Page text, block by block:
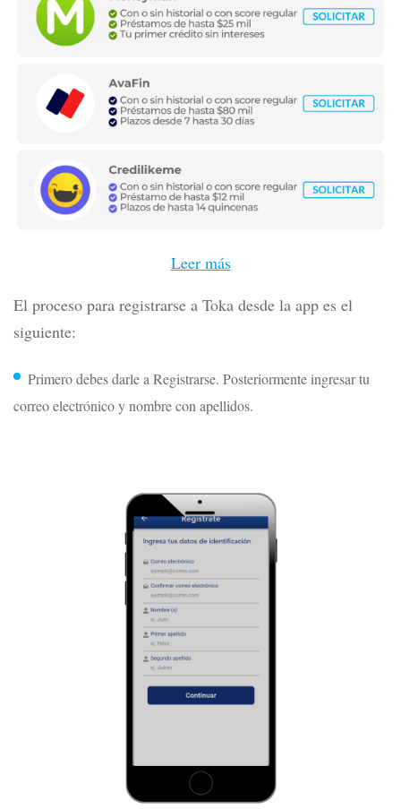
Leer más
El proceso para registrarse a Toka desde la app es el
siguiente:
Primero debes darle a Registrarse. Posteriormente ingresar tu
correo electrónico y nombre con apellidos.